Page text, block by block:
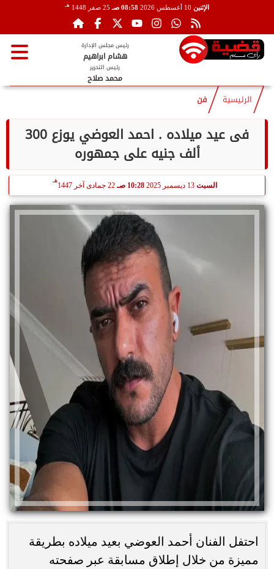
الإثنين 08:58 صـ 25 صفر 1448 هـ
رئيس مجلس الإدارة
هشام ابراهيم
رئيس التحرير
محمد صلاح
الرئيسية فن
فى عيد ميلاده . احمد العوضي يوزع 300
ألف جنيه على جمهوره
السبت 13 ديسمبر 2025 10:28 صـ 22 جمادى آخر 1447
هـ
احتفل الفنان أحمد العوضي بعيد ميلاده بطريقة
مميزة من خلال إطلاق مسابقة عبر صفحته